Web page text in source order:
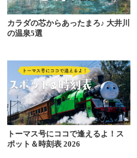
カラダの芯からあったまろ♪ 大井川
の温泉5選
トーマス号にココで逢えるよ！ス
ポット＆時刻表 2026